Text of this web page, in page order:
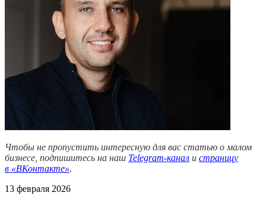
Чтобы не пропустить интересную для вас статью о малом
бизнесе, подпишитесь на наш Telegram-канал и страницу
в «ВКонтакте».
13 февраля 2026